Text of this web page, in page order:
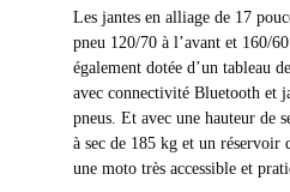
Les jantes en alliage de 17
pneu 120/70 à l’avant et 160/
également dotée d’un tableau
avec connectivité Bluetooth et
pneus. Et avec une hauteur de
à sec de 185 kg et un réservoir
une moto très accessible et